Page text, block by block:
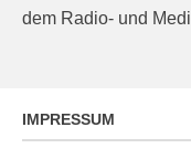
dem Radio- und
IMPRESSUM